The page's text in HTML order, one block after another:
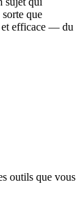
que
et efficace — du
outils que vous